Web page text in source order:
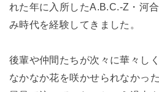
れた年に入所したA.B.C.-Z・河
み時代を経験してきました。
後輩や仲間たちが次々に華々し
なかなか花を咲かせられなかっ